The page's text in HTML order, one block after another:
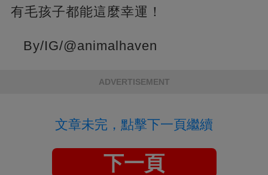
有毛孩子都能這麼幸運！
By/IG/@animalhaven
ADVERTISEMENT
文章未完，點擊下一頁繼續
下一頁